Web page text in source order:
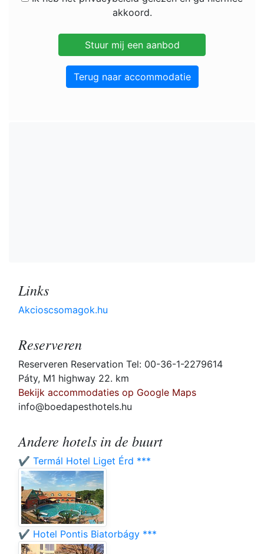
akkoord.
Terug naar accommodatie
Links
Akcioscsomagok.hu
Reserveren
Reserveren Reservation Tel: 00-36-1-2279614
Páty, M1 highway 22. km
Bekijk accommodaties op Google Maps
info@boedapesthotels.hu
Andere hotels in de buurt
✔️ Termál Hotel Liget Érd ***
✔️ Hotel Pontis Biatorbágy ***